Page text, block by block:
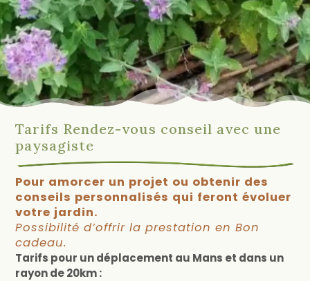
Tarifs Rendez-vous conseil avec une
paysagiste
Pour amorcer un projet ou obtenir des
conseils personnalisés qui feront évoluer
votre jardin.
Possibilité d’offrir la prestation en Bon
cadeau.
Tarifs pour un déplacement au Mans et dans un
rayon de 20km :